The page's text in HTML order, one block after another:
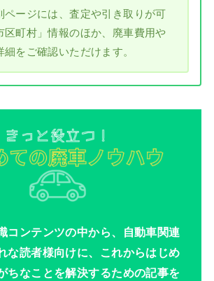
ページには、査定や引き取りが可
区町村」情報のほか、廃車費用や
をご確認いただけます。
コンテンツの中から、自動車関連
な読者様向けに、これからはじめ
ちなことを解決するための記事を